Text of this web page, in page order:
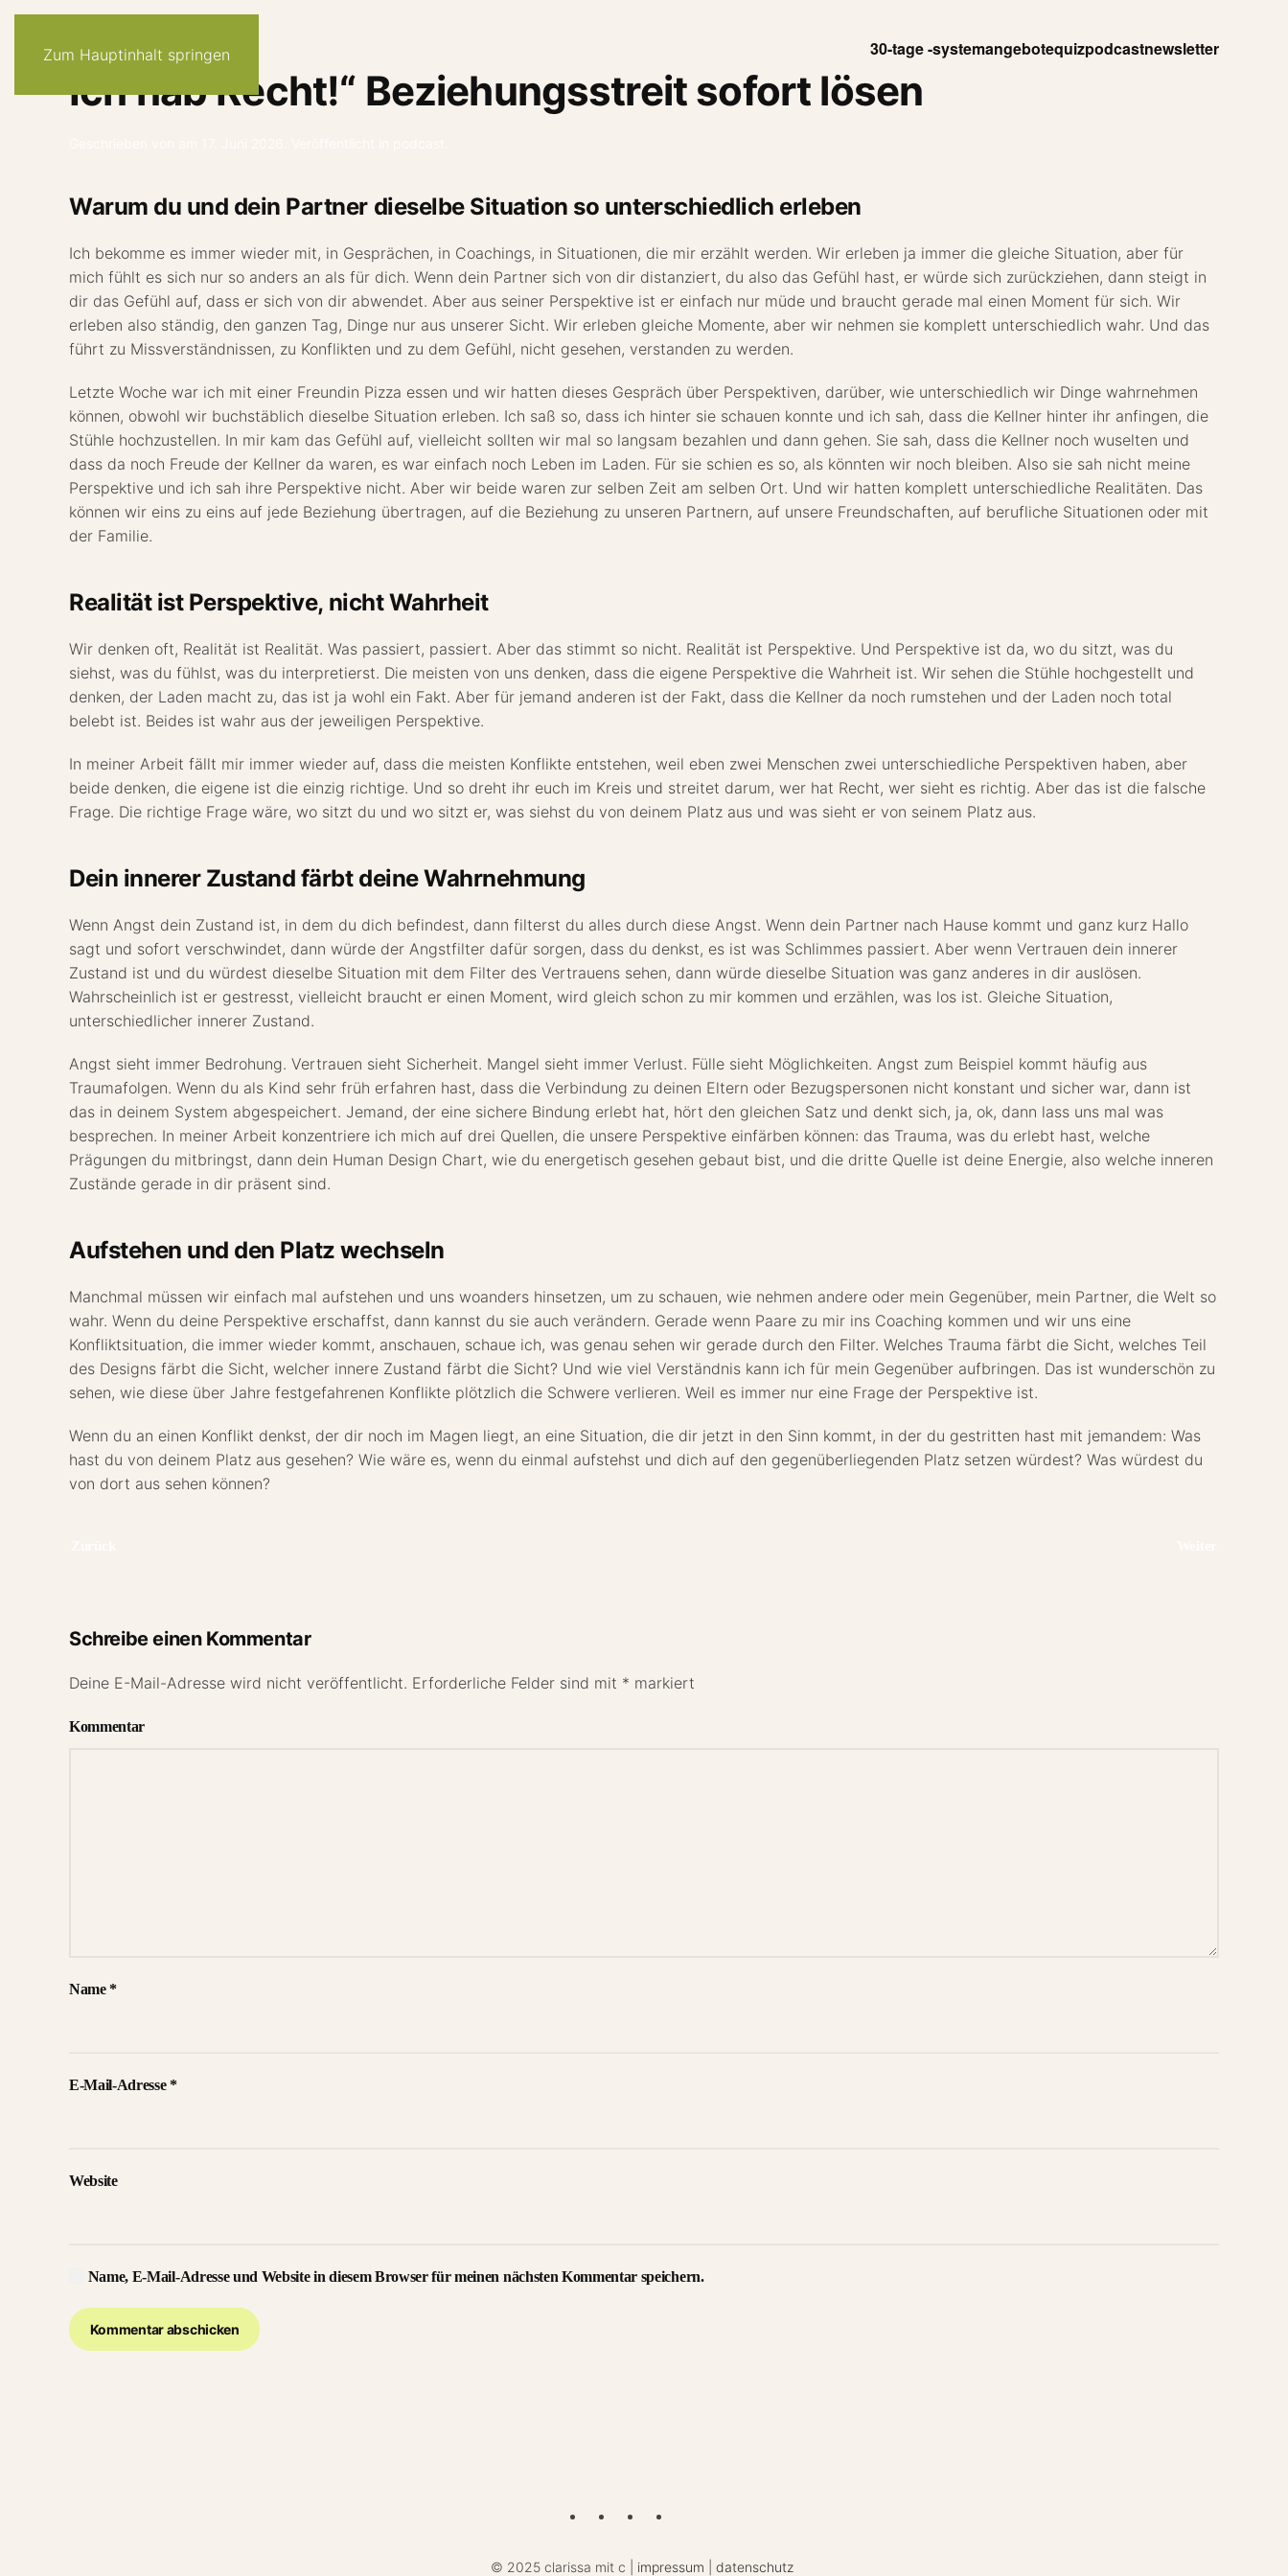
Zum Hauptinhalt springen 30-tage -systemangebotequizpodcastnewsletter
Ich hab Recht!“ Beziehungsstreit sofort lösen
Warum du und dein Partner dieselbe Situation so unterschiedlich erleben
Ich bekomme es immer wieder mit, in Gesprächen, in Coachings, in Situationen, die mir erzählt werden. Wir erleben ja immer die gleiche Situation, aber für
mich fühlt es sich nur so anders an als für dich. Wenn dein Partner sich von dir distanziert, du also das Gefühl hast, er würde sich zurückziehen, dann steigt in
dir das Gefühl auf, dass er sich von dir abwendet. Aber aus seiner Perspektive ist er einfach nur müde und braucht gerade mal einen Moment für sich. Wir
erleben also ständig, den ganzen Tag, Dinge nur aus unserer Sicht. Wir erleben gleiche Momente, aber wir nehmen sie komplett unterschiedlich wahr. Und das
führt zu Missverständnissen, zu Konflikten und zu dem Gefühl, nicht gesehen, verstanden zu werden.
Letzte Woche war ich mit einer Freundin Pizza essen und wir hatten dieses Gespräch über Perspektiven, darüber, wie unterschiedlich wir Dinge wahrnehmen
können, obwohl wir buchstäblich dieselbe Situation erleben. Ich saß so, dass ich hinter sie schauen konnte und ich sah, dass die Kellner hinter ihr anfingen, die
Stühle hochzustellen. In mir kam das Gefühl auf, vielleicht sollten wir mal so langsam bezahlen und dann gehen. Sie sah, dass die Kellner noch wuselten und
dass da noch Freude der Kellner da waren, es war einfach noch Leben im Laden. Für sie schien es so, als könnten wir noch bleiben. Also sie sah nicht meine
Perspektive und ich sah ihre Perspektive nicht. Aber wir beide waren zur selben Zeit am selben Ort. Und wir hatten komplett unterschiedliche Realitäten. Das
können wir eins zu eins auf jede Beziehung übertragen, auf die Beziehung zu unseren Partnern, auf unsere Freundschaften, auf berufliche Situationen oder mit
der Familie.
Realität ist Perspektive, nicht Wahrheit
Wir denken oft, Realität ist Realität. Was passiert, passiert. Aber das stimmt so nicht. Realität ist Perspektive. Und Perspektive ist da, wo du sitzt, was du
siehst, was du fühlst, was du interpretierst. Die meisten von uns denken, dass die eigene Perspektive die Wahrheit ist. Wir sehen die Stühle hochgestellt und
denken, der Laden macht zu, das ist ja wohl ein Fakt. Aber für jemand anderen ist der Fakt, dass die Kellner da noch rumstehen und der Laden noch total
belebt ist. Beides ist wahr aus der jeweiligen Perspektive.
In meiner Arbeit fällt mir immer wieder auf, dass die meisten Konflikte entstehen, weil eben zwei Menschen zwei unterschiedliche Perspektiven haben, aber
beide denken, die eigene ist die einzig richtige. Und so dreht ihr euch im Kreis und streitet darum, wer hat Recht, wer sieht es richtig. Aber das ist die falsche
Frage. Die richtige Frage wäre, wo sitzt du und wo sitzt er, was siehst du von deinem Platz aus und was sieht er von seinem Platz aus.
Dein innerer Zustand färbt deine Wahrnehmung
Wenn Angst dein Zustand ist, in dem du dich befindest, dann filterst du alles durch diese Angst. Wenn dein Partner nach Hause kommt und ganz kurz Hallo
sagt und sofort verschwindet, dann würde der Angstfilter dafür sorgen, dass du denkst, es ist was Schlimmes passiert. Aber wenn Vertrauen dein innerer
Zustand ist und du würdest dieselbe Situation mit dem Filter des Vertrauens sehen, dann würde dieselbe Situation was ganz anderes in dir auslösen.
Wahrscheinlich ist er gestresst, vielleicht braucht er einen Moment, wird gleich schon zu mir kommen und erzählen, was los ist. Gleiche Situation,
unterschiedlicher innerer Zustand.
Angst sieht immer Bedrohung. Vertrauen sieht Sicherheit. Mangel sieht immer Verlust. Fülle sieht Möglichkeiten. Angst zum Beispiel kommt häufig aus
Traumafolgen. Wenn du als Kind sehr früh erfahren hast, dass die Verbindung zu deinen Eltern oder Bezugspersonen nicht konstant und sicher war, dann ist
das in deinem System abgespeichert. Jemand, der eine sichere Bindung erlebt hat, hört den gleichen Satz und denkt sich, ja, ok, dann lass uns mal was
besprechen. In meiner Arbeit konzentriere ich mich auf drei Quellen, die unsere Perspektive einfärben können: das Trauma, was du erlebt hast, welche
Prägungen du mitbringst, dann dein Human Design Chart, wie du energetisch gesehen gebaut bist, und die dritte Quelle ist deine Energie, also welche inneren
Zustände gerade in dir präsent sind.
Aufstehen und den Platz wechseln
Manchmal müssen wir einfach mal aufstehen und uns woanders hinsetzen, um zu schauen, wie nehmen andere oder mein Gegenüber, mein Partner, die Welt so
wahr. Wenn du deine Perspektive erschaffst, dann kannst du sie auch verändern. Gerade wenn Paare zu mir ins Coaching kommen und wir uns eine
Konfliktsituation, die immer wieder kommt, anschauen, schaue ich, was genau sehen wir gerade durch den Filter. Welches Trauma färbt die Sicht, welches Teil
des Designs färbt die Sicht, welcher innere Zustand färbt die Sicht? Und wie viel Verständnis kann ich für mein Gegenüber aufbringen. Das ist wunderschön zu
sehen, wie diese über Jahre festgefahrenen Konflikte plötzlich die Schwere verlieren. Weil es immer nur eine Frage der Perspektive ist.
Wenn du an einen Konflikt denkst, der dir noch im Magen liegt, an eine Situation, die dir jetzt in den Sinn kommt, in der du gestritten hast mit jemandem: Was
hast du von deinem Platz aus gesehen? Wie wäre es, wenn du einmal aufstehst und dich auf den gegenüberliegenden Platz setzen würdest? Was würdest du
von dort aus sehen können?
Schreibe einen Kommentar
Deine E-Mail-Adresse wird nicht veröffentlicht. Erforderliche Felder sind mit * markiert
Kommentar
Name *
E-Mail-Adresse *
Website
Name, E-Mail-Adresse und Website in diesem Browser für meinen nächsten Kommentar speichern.
Kommentar abschicken
© 2025 clarissa mit c | impressum datenschutz